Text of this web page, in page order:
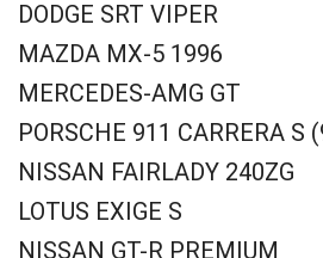
DODGE SRT VIPER
MAZDA MX-5 1996
MERCEDES-AMG GT
PORSCHE 911 CARRERA S
NISSAN FAIRLADY 240ZG
LOTUS EXIGE S
NISSAN GT-R PREMIUM